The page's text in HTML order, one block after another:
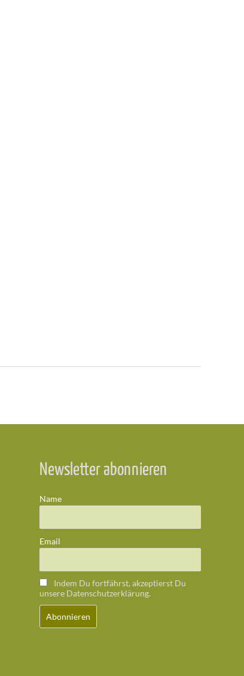
Newsletter abonnieren
Name
Email
Indem Du fortfährst, akzeptierst Du
unsere Datenschutzerklärung.